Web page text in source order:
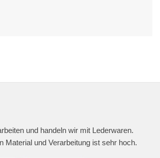
und handeln wir mit Lederwaren.
Material und Verarbeitung ist sehr hoch.